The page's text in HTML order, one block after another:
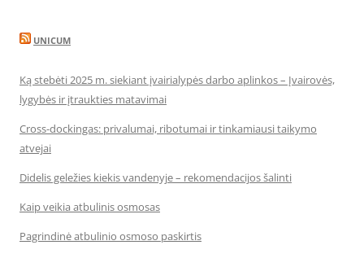
UNICUM
Ką stebėti 2025 m. siekiant įvairialypės darbo aplinkos – Įvairovės,
lygybės ir įtraukties matavimai
Cross-dockingas: privalumai, ribotumai ir tinkamiausi taikymo
atvejai
Didelis geležies kiekis vandenyje – rekomendacijos šalinti
Kaip veikia atbulinis osmosas
Pagrindinė atbulinio osmoso paskirtis